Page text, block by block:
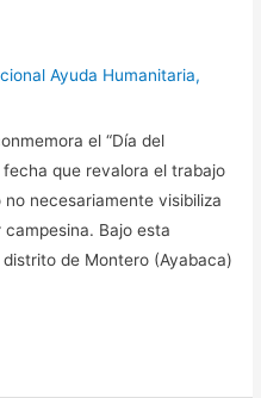
Ayuda Humanitaria,
el “Día del
que revalora el trabajo
necesariamente visibiliza
Bajo esta
de Montero (Ayabaca)